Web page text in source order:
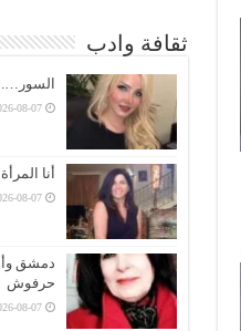
ثقافة وادب
08-07
أنا
08-07
دمشق
حرفوش
08-07